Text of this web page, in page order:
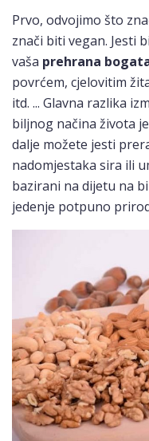
Prvo, odvojimo što
znači biti vegan. Jesti
vaša prehrana
povrćem, cjelovitim
itd. ... Glavna razlika
biljnog načina života
dalje možete jesti
nadomjestaka sira ili
bazirani na dijetu na
jedenje potpuno